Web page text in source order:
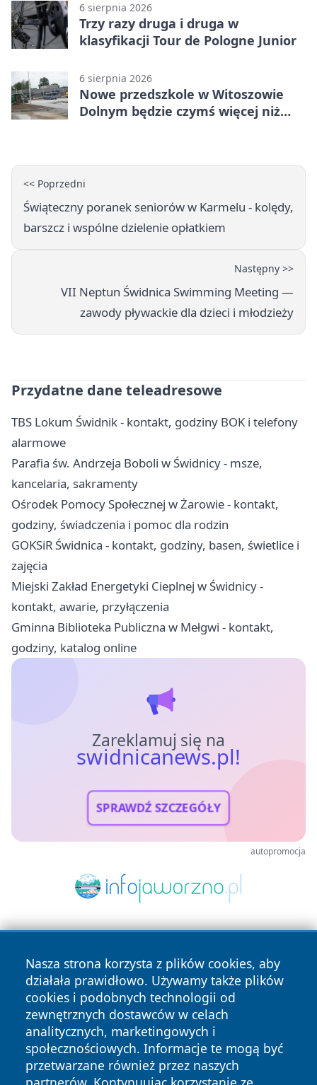
6 sierpnia 2026
Trzy razy druga i druga w
klasyfikacji Tour de Pologne Junior
6 sierpnia 2026
Nowe przedszkole w Witoszowie
Dolnym będzie czymś więcej niż
<< Poprzedni
Świąteczny poranek seniorów w Karmelu - kolędy,
barszcz i wspólne dzielenie opłatkiem
Następny >>
VII Neptun Świdnica Swimming Meeting —
zawody pływackie dla dzieci i młodzieży
Przydatne dane teleadresowe
TBS Lokum Świdnik - kontakt, godziny BOK i telefony
alarmowe
Parafia św. Andrzeja Boboli w Świdnicy - msze,
kancelaria, sakramenty
Ośrodek Pomocy Społecznej w Żarowie - kontakt,
godziny, świadczenia i pomoc dla rodzin
GOKSiR Świdnica - kontakt, godziny, basen, świetlice i
zajęcia
Miejski Zakład Energetyki Cieplnej w Świdnicy -
kontakt, awarie, przyłączenia
Gminna Biblioteka Publiczna w Mełgwi - kontakt,
godziny, katalog online
Zareklamuj się na
swidnicanews.pl!
SPRAWDŹ SZCZEGÓŁY
autopromocja
Nasza strona korzysta z plików cookies, aby
działała prawidłowo. Używamy także plików
cookies i podobnych technologii od
zewnętrznych dostawców w celach
analitycznych, marketingowych i
społecznościowych. Informacje te mogą być
przetwarzane również przez naszych
Copyright © 2026 swidnicanews.pl Wszystkie prawa
zastrzeżone.